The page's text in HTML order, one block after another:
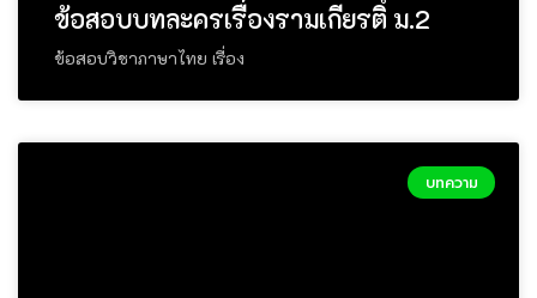
ข้อสอบบทละครเรื่องรามเกียรติ์ ม.2
ข้อสอบวิชาภาษาไทย เรื่อง
บทความ